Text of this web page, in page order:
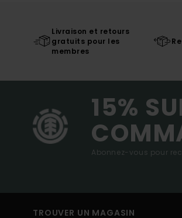
Livraison et retours
gratuits pour les
membres
15%
Abonnez-vous pour
TROUVER UN MAGASIN